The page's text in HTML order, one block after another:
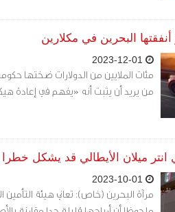
مئات الملايين من الدولارات ضختها
من يريد أن يثبت أنه «يفهم في إعادة
انتر ميلان الأيطالي قد يشكل
مرآة البحرين (خاص): تعاني هيئة